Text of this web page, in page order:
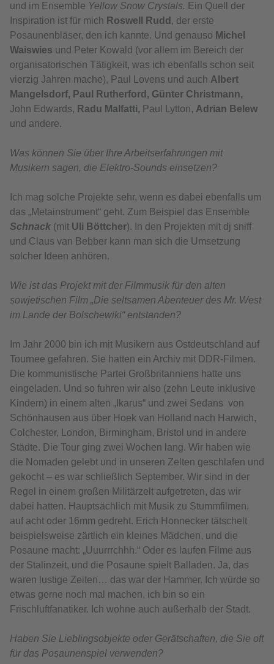
und im Ensemble Yellow Snow Crystals. Ein Quell der
Inspiration ist für mich Roswell Rudd , der erste
Posaunenbläser, den ich kannte. Und genauso Michel
Waiswies und Peter Kowald (vor allem im Bereich der
organisatorischen Tätigkeit, was ich ebenfalls schon seit
vierzig Jahren mache), Paul Lovens und auch Albert
Mangelsdorf, Paul Rutherford, Günter Christmann,
John Edwards, Radu Malfatti, Paul Lytton, Adrian Belew
und andere.
Was können Sie über Ihre Arbeitserfahrungen mit
Musikern sagen, die Elektro-Sounds einsetzen?
Ich mag solche Projekte sehr, wenn es dabei ebenfalls um
das „Metainstrument“ geht. Zum Beispiel das Ensemble
Schnack (mit Uli Böttcher). In den Projekten mit dj sniff
und Claus van Bebber kann man sich die Umsetzung
solcher Ideen anhören.
Wie ist das Projekt mit der Filmmusik für den alten
sowjetischen Film „Die seltsamen Abenteuer des Mr. West
im Lande der Bolschewiki“ entstanden?
Im Jahr 2000 bin ich mit Musikern aus Ostdeutschland auf
Tournee gefahren. Sie hatten ein Archiv mit DDR-Filmen.
Die kommunistische Partei Großbritanniens hatte uns
eingeladen. Und so fuhren wir also (zehn Leute inklusive
Kindern) in einem alten „Ikarus“ und zwei Sedans von
Schönhausen aus über Hoek van Holland nach Harwich,
Colchester, London, Birmingham, Bristol und in andere
Städte. Die Tour ging zwei Wochen lang. Wir haben wie
die Nomaden gelebt und in unseren Zelten geschlafen und
gekocht – es war schließlich September. Wir sind in der
Regel in einem großen Militärzelt aufgetreten, das wir
dabei hatten. Hauptsächlich mit Musik zu Stummfilmen,
auf acht oder 16mm gedreht. Erich Honnecker tätschelt
beispielsweise zärtlich ein kleines Mädchen, und die
Posaune macht: „Uuurrrchhh.“ Oder es laufen Filme aus
der Stalinzeit, und die Posaune spielt Balladen. Ja, das
waren lustige Zeiten… das war der Hammer. Ich würde so
etwas gerne noch mal machen, ich bin so ein
Frischluftfanatiker. Ich wohne auch außerhalb der Stadt.
Haben Sie Lieblingsobjekte oder Gerätschaften, die Sie oft
für das Posaunenspiel verwenden?